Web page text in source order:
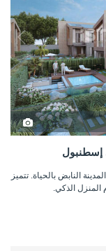
النابض بالحياة. تتميز
المنزل الذكي.